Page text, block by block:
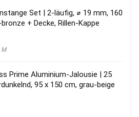
Set | 2-läufig, ⌀ 19 mm, 160
+ Decke, Rillen-Kappe
M
Prime Aluminium-Jalousie | 25
95 x 150 cm, grau-beige